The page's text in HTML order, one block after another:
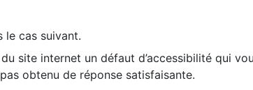
le cas suivant.
site internet un défaut d’accessibilité qui
obtenu de réponse satisfaisante.